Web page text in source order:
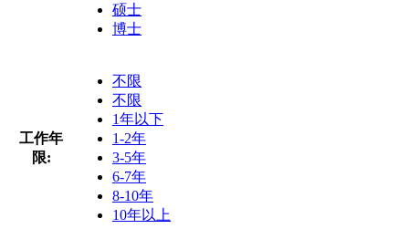
硕士
博士
工作年
限:
不限
不限
1年以下
1-2年
3-5年
6-7年
8-10年
10年以上